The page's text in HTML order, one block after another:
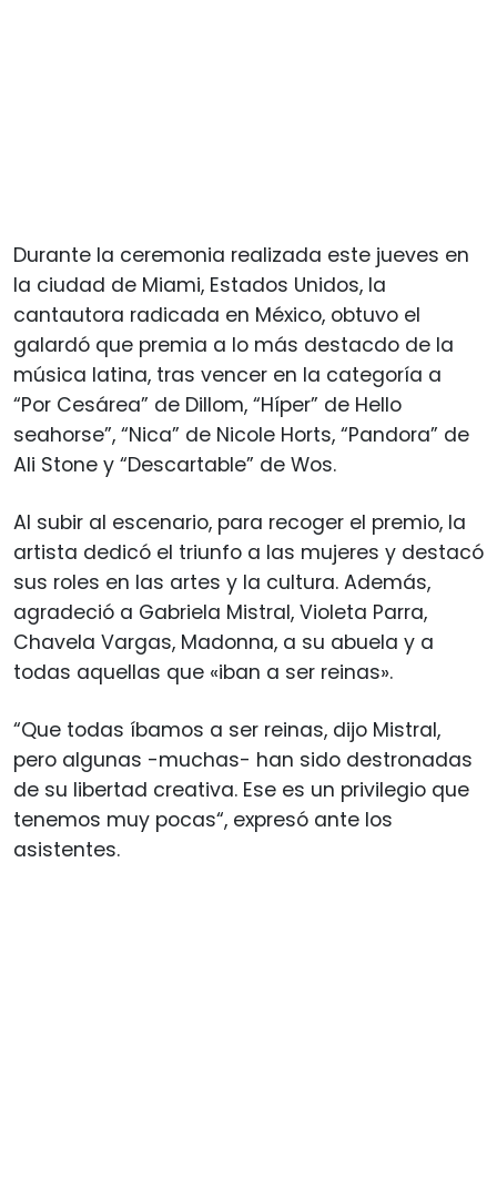
Durante la ceremonia realizada este jueves en
la ciudad de Miami, Estados Unidos, la
cantautora radicada en México, obtuvo el
galardó que premia a lo más destacdo de la
música latina, tras vencer en la categoría a
“Por Cesárea” de Dillom, “Híper” de Hello
seahorse”, “Nica” de Nicole Horts, “Pandora” de
Ali Stone y “Descartable” de Wos.
Al subir al escenario, para recoger el premio, la
artista dedicó el triunfo a las mujeres y destacó
sus roles en las artes y la cultura. Además,
agradeció a Gabriela Mistral, Violeta Parra,
Chavela Vargas, Madonna, a su abuela y a
todas aquellas que «iban a ser reinas».
“Que todas íbamos a ser reinas, dijo Mistral,
pero algunas -muchas- han sido destronadas
de su libertad creativa. Ese es un privilegio que
tenemos muy pocas“, expresó ante los
asistentes.